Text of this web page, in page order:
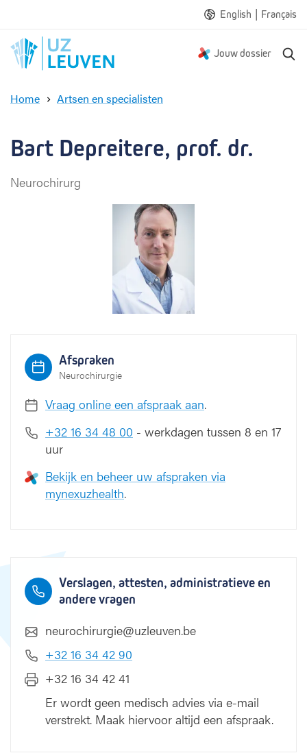
English | Français
Jouw dossier
Home Artsen en specialisten
t
r
e
i
t
e
r
e
Bart Depreitere, prof. dr.
Neurochirurg
Afspraken
Neurochirurgie
Vraag online een afspraak aan.
+32 16 34 48 00 - werkdagen tussen 8 en 17
uur
Bekijk en beheer uw afspraken via
mynexuzhealth.
Verslagen, attesten, administratieve en
andere vragen
neurochirurgie@uzleuven.be
+32 16 34 42 90
+32 16 34 42 41
Er wordt geen medisch advies via e-mail
verstrekt. Maak hiervoor altijd een afspraak.